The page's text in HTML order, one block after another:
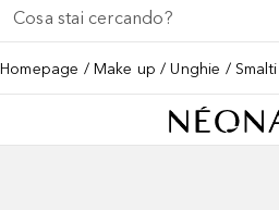
Homepage Make up Unghie Smalti